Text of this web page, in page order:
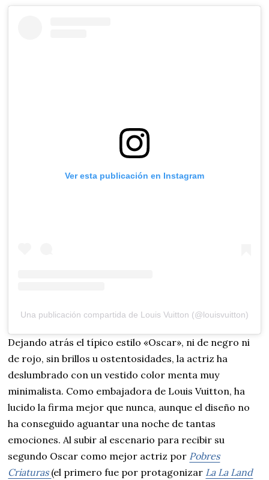
Ver esta publicación en Instagram
Una publicación compartida de Louis Vuitton (@louisvuitton)
Dejando atrás el típico estilo «Oscar», ni de negro ni
de rojo, sin brillos u ostentosidades, la actriz ha
deslumbrado con un vestido color menta muy
minimalista. Como embajadora de Louis Vuitton, ha
lucido la firma mejor que nunca, aunque el diseño no
ha conseguido aguantar una noche de tantas
emociones. Al subir al escenario para recibir su
segundo Oscar como mejor actriz por Pobres
Criaturas (el primero fue por protagonizar La La Land